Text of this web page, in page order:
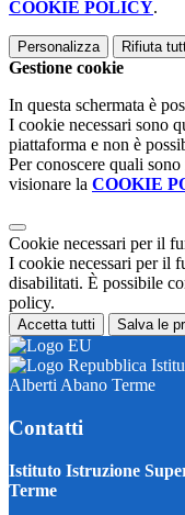
COOKIE POLICY.
Personalizza Rifiuta
Gestione cookie
In questa schermata è
I cookie necessari sono
piattaforma e non è
Per conoscere quali
visionare la COOKIE
Cookie necessari per il
I cookie necessari per il
disabilitati. È possibile
policy.
Accetta tutti Salva le
Alberti Abano Terme
Contatti
Istituto Istruzione
Terme